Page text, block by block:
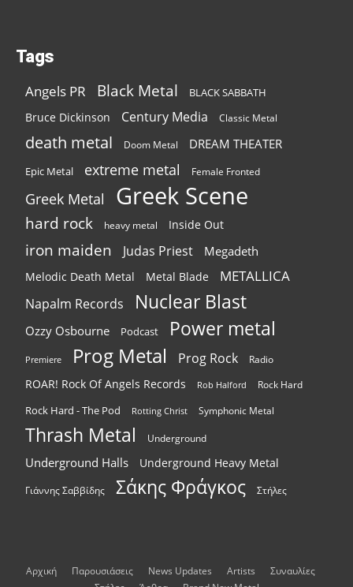
Tags
Angels PR Black Metal BLACK SABBATH
Bruce Dickinson Century Media Classic Metal
death metal Doom Metal DREAM THEATER
Epic Metal extreme metal Female Fronted
Greek Metal Greek Scene
hard rock heavy metal Inside Out
iron maiden Judas Priest Megadeth
Melodic Death Metal Metal Blade METALLICA
Napalm Records Nuclear Blast
Ozzy Osbourne Podcast Power metal
Premiere Prog Metal Prog Rock Radio
ROAR! Rock Of Angels Records Rob Halford Rock Hard
Rock Hard - The Pod Rotting Christ Symphonic Metal
Thrash Metal Underground
Underground Halls Underground Heavy Metal
Γιάννης Σαββίδης Σάκης Φράγκος Στήλες
Αρχική Παρουσιάσεις News Updates Artists
Συναυλίες